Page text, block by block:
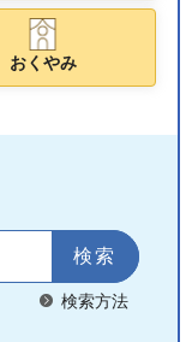
おくやみ
検索方法